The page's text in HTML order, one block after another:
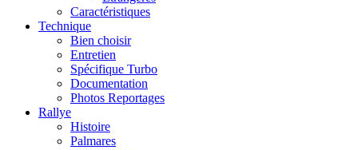
Caractéristiques
Technique
Bien choisir
Entretien
Spécifique Turbo
Documentation
Photos Reportages
Rallye
Histoire
Palmares